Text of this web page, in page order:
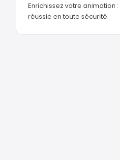
Enrichissez votre animation :
réussie en toute sécurité.